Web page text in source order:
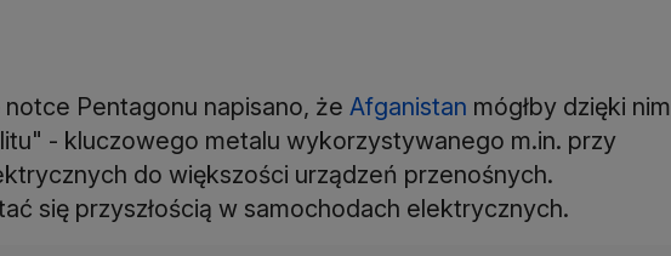
Pentagonu napisano, że Afganistan mógłby dzięki nim
- kluczowego metalu wykorzystywanego m.in. przy
do większości urządzeń przenośnych.
się przyszłością w samochodach elektrycznych.